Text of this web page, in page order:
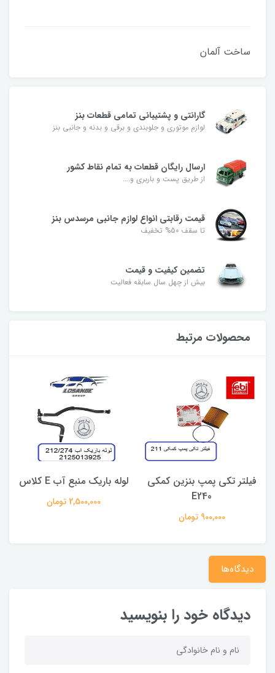
ساخت آلمان
گارانتی و پشتیبانی تمامی قطعات بنز
لوازم موتوری و جلوبندی و برقی و بدنه و جانبی بنز
ارسال رایگان قطعات به تمام نقاط کشور
از طریق پست و باربری و....
قیمت رقابتی انواع لوازم جانبی مرسدس بنز
تا سقف 50% تخفیف
تضمین کیفیت و قیمت
بیش از چهل سال سابقه فعالیت
محصولات مرتبط
فیلتر تکی پمپ بنزین کمکی
E240
900,000 تومان
لوله باریک منبع آب E کلاس
2,500,000 تومان
دیدگاه‌ها
دیدگاه خود را بنویسید